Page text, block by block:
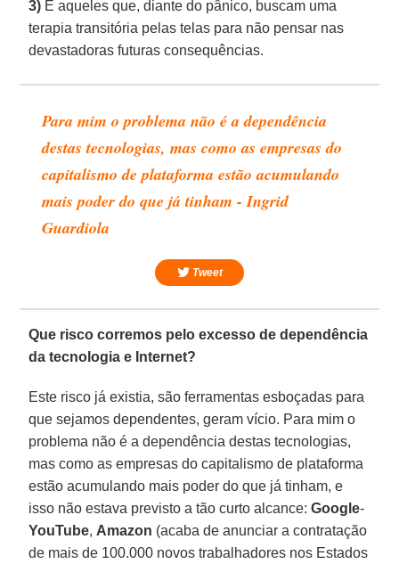
3) E aqueles que, diante do pânico, buscam uma
terapia transitória pelas telas para não pensar nas
devastadoras futuras consequências.
Para mim o problema não é a dependência
destas tecnologias, mas como as empresas do
capitalismo de plataforma estão acumulando
mais poder do que já tinham - Ingrid
Guardiola
Tweet
Que risco corremos pelo excesso de dependência
da tecnologia e Internet?
Este risco já existia, são ferramentas esboçadas para
que sejamos dependentes, geram vício. Para mim o
problema não é a dependência destas tecnologias,
mas como as empresas do capitalismo de plataforma
estão acumulando mais poder do que já tinham, e
isso não estava previsto a tão curto alcance:Google-
YouTube, Amazon (acaba de anunciar a contratação
de mais de 100.000 novos trabalhadores nos Estados